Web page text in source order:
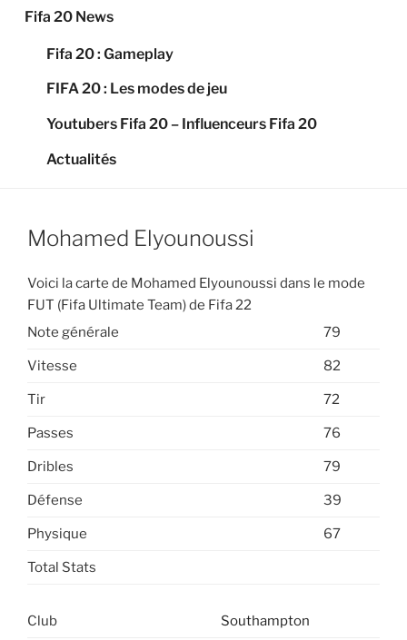
Fifa 20 News
Fifa 20 : Gameplay
FIFA 20 : Les modes de jeu
Youtubers Fifa 20 – Influenceurs Fifa 20
Actualités
Mohamed Elyounoussi
Voici la carte de Mohamed Elyounoussi dans le mode
FUT (Fifa Ultimate Team) de Fifa 22
Note générale
79
Vitesse 82
Tir 72
Passes 76
Dribles 79
Défense 39
Physique 67
Total Stats
Club Southampton